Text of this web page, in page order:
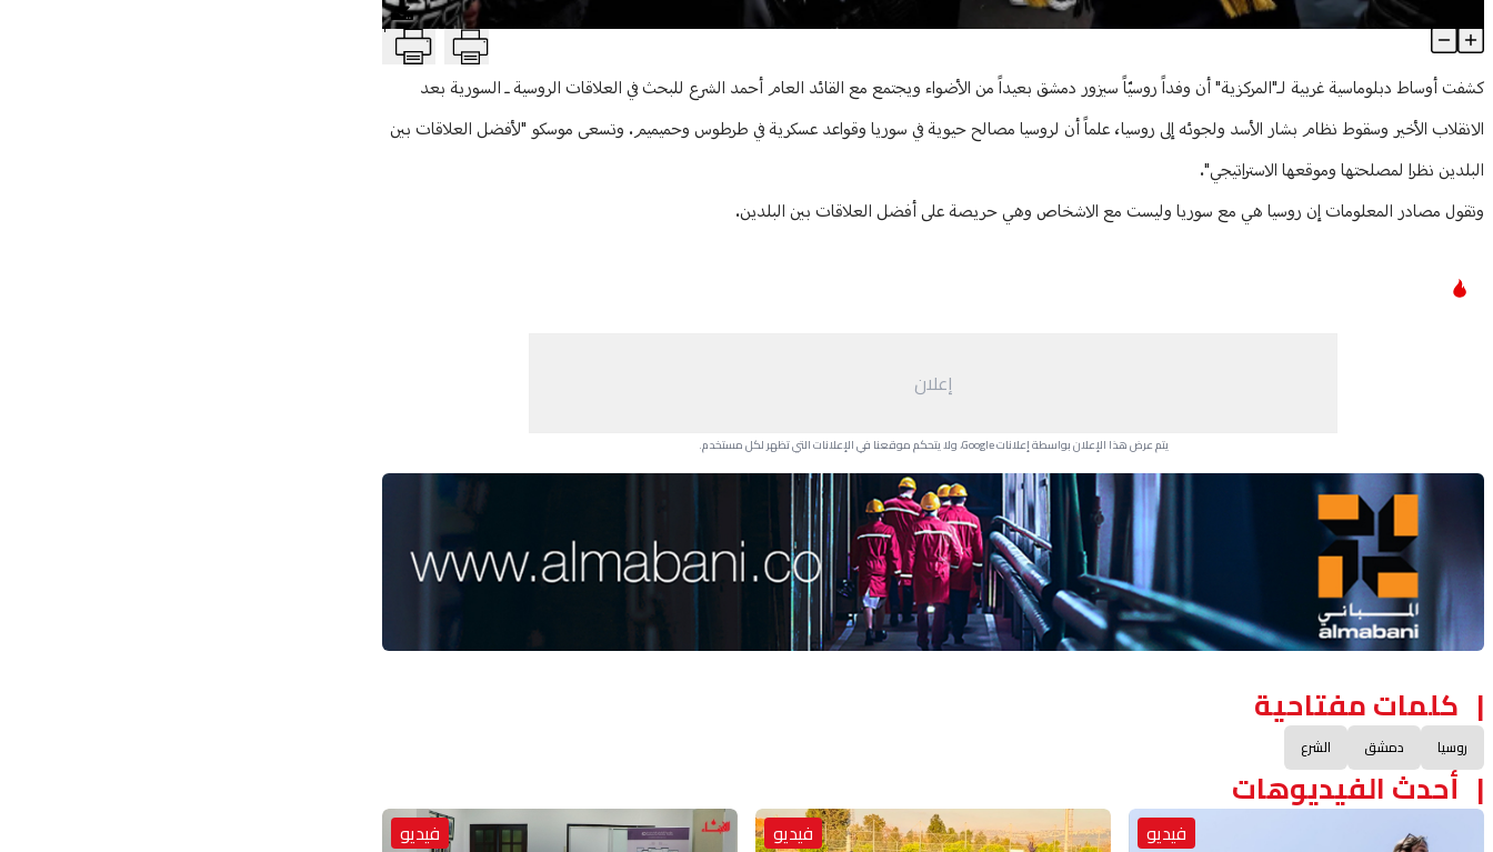
بعد سقوط الأسد.. زيارةٌ روسيّة إلى دمشق T
Article Content
كشفت أوساط دبلوماسية غربية لـ"المركزية" أن وفداً روسيّاً سيزور دمشق بعيداً من الأضواء ويجتمع مع القائد العام أحمد الشرع للبحث في العلاقات الروسية ـ السورية بعد
الانقلاب الأخير وسقوط نظام بشار الأسد ولجوئه إلى روسيا، علماً أن لروسيا مصالح حيوية في سوريا وقواعد عسكرية في طرطوس وحميميم. وتسعى موسكو "لأفضل العلاقات بين
البلدين نظرا لمصلحتها وموقعها الاستراتيجي".
وتقول مصادر المعلومات إن روسيا هي مع سوريا وليست مع الاشخاص وهي حريصة على أفضل العلاقات بين البلدين.
إعلان
يتم عرض هذا الإعلان بواسطة إعلانات Google، ولا يتحكم موقعنا في الإعلانات التي تظهر لكل مستخدم.
Advertisement Section
كلمات مفتاحية
روسيا دمشق الشرع
أحدث الفيديوهات
فيديو فيديو فيديو